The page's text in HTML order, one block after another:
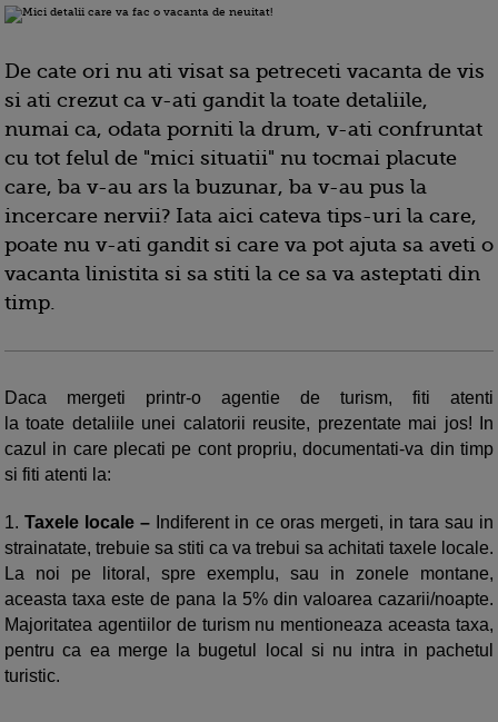
De cate ori nu ati visat sa petreceti vacanta de vis
si ati crezut ca v-ati gandit la toate detaliile,
numai ca, odata porniti la drum, v-ati confruntat
cu tot felul de "mici situatii" nu tocmai placute
care, ba v-au ars la buzunar, ba v-au pus la
incercare nervii? Iata aici cateva tips-uri la care,
poate nu v-ati gandit si care va pot ajuta sa aveti o
vacanta linistita si sa stiti la ce sa va asteptati din
timp.
Daca mergeti printr-o agentie de turism, fiti atenti
la toate detaliile unei calatorii reusite, prezentate mai jos! In
cazul in care plecati pe cont propriu, documentati-va din timp
si fiti atenti la:
1. Taxele locale – Indiferent in ce oras mergeti, in tara sau in
strainatate, trebuie sa stiti ca va trebui sa achitati taxele locale.
La noi pe litoral, spre exemplu, sau in zonele montane,
aceasta taxa este de pana la 5% din valoarea cazarii/noapte.
Majoritatea agentiilor de turism nu mentioneaza aceasta taxa,
pentru ca ea merge la bugetul local si nu intra in pachetul
turistic.